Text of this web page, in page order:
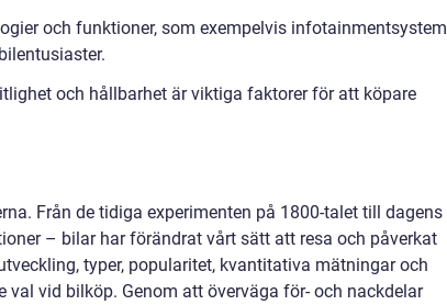
och funktioner, som exempelvis infotainmentsystem
och hållbarhet är viktiga faktorer för att köpare
Från de tidiga experimenten på 1800-talet till dagens
– bilar har förändrat vårt sätt att resa och påverkat
typer, popularitet, kvantitativa mätningar och
vid bilköp. Genom att överväga för- och nackdelar